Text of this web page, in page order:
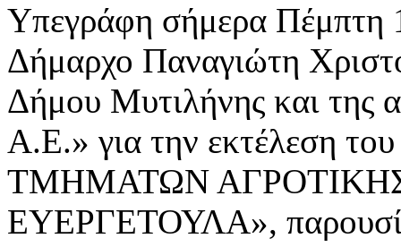
Υπεγράφη σήμερα Πέμπτη
Δήμαρχο Παναγιώτη
Δήμου Μυτιλήνης και της
Α.Ε.» για την εκτέλεση
ΤΜΗΜΑΤΩΝ
ΕΥΕΡΓΕΤΟΥΛΑ»,